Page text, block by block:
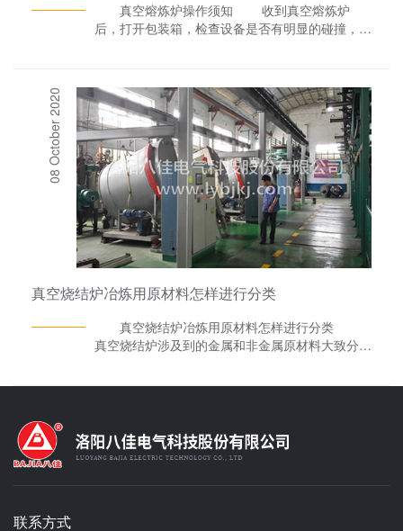
真空熔炼炉操作须知 收到真空熔炼炉
后，打开包装箱，检查设备是否有明显的碰撞，如
场所。 使用与真空熔炼炉相匹配的工作电源
电压，加装与炉体工作电流相匹配的空气开关，切
勿将高电压引入，以免引起仪表及控制线路的损
坏，不用时请关闭电源。 炉子使用后必须真
空保持，便于下次使用时加快抽真空速度。真空熔
炼炉炉温不得超过额定温。禁止向炉膛内直接灌注
各种液体及溶解金属，保持炉内的清洁。定期检查
控制系统的电器连接部分的接触是否良好，应特别
注意加热电源和感应线圈的各连接点的连接是否紧
固。 另外，真空熔炼炉适用于下列工作条
（2）周围环境的相对湿度不超过85%。
气体及严重破坏金属和绝缘材料的腐蚀性气体。
（4）真空烧结炉没有明显的倾斜﹑振动和颠
08 October 2020
真空烧结炉冶炼用原材料怎样进行分类
真空烧结炉冶炼用原材料怎样进行分类
真空烧结炉涉及到的金属和非金属原材料大致分为
铌、硅、钙、镧、铈等。 (2)铁合金 真空
烧结炉厂家表示，为节省能源，降低成本，合理利
联系方式